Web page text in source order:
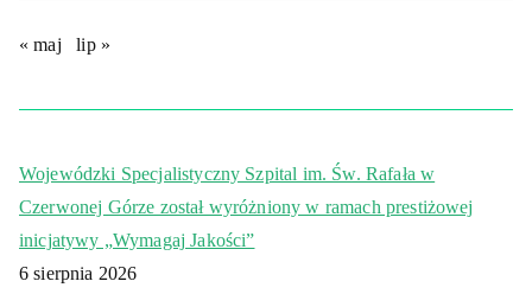
« maj lip »
Wojewódzki Specjalistyczny Szpital im. Św. Rafała w
Czerwonej Górze został wyróżniony w ramach prestiżowej
inicjatywy „Wymagaj Jakości”
6 sierpnia 2026